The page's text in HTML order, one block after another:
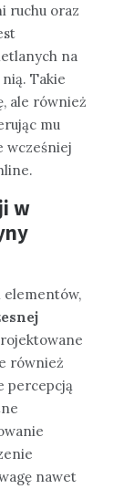
ruchu oraz
na
Takie
ale również
mu
wcześniej
w
elementów,
również
percepcją
nawet